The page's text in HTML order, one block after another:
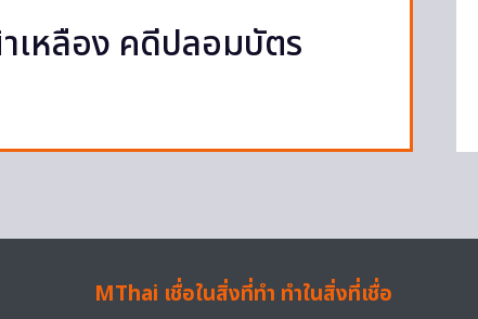
เหลือง คดีปลอมบัตร
MThai เชื่อในสิ่งที่ทำ ทำในสิ่งที่เชื่อ